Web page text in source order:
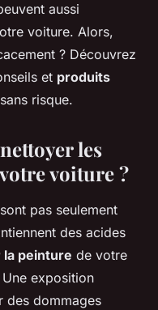
aussi
voiture. Alors,
? Découvrez
et produits
risque.
les
voiture ?
pas seulement
des acides
peinture de votre
exposition
des dommages